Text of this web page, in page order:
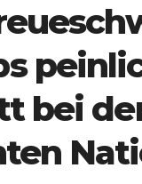
bei